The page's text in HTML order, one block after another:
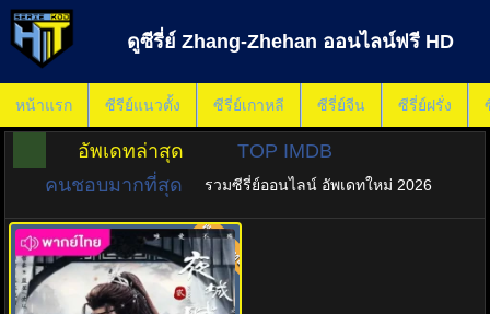
ดูซีรี่ย์ Zhang-Zhehan ออนไลน์ฟรี HD
หน้าแรก ซีรีย์แนวตั้ง ซีรี่ย์เกาหลี ซีรี่ย์จีน ซีรี่ย์ฝรั่ง
อัพเดทล่าสุด
TOP IMDB
คนชอบมากที่สุด
รวมซีรี่ย์ออนไลน์ อัพเดทใหม่ 2026
8.0 พากย์ไทย